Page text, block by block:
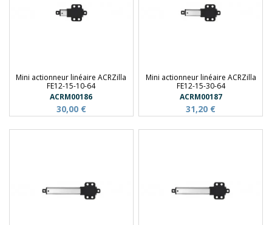
Mini actionneur linéaire ACRZilla
FE12-15-10-64
ACRM00186
30,00 €
Mini actionneur linéaire ACRZilla
FE12-15-30-64
ACRM00187
31,20 €